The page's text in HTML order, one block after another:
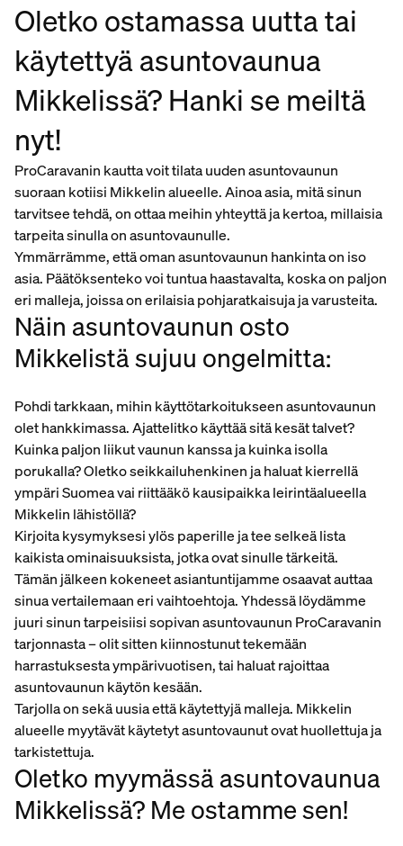
Oletko ostamassa uutta tai
käytettyä asuntovaunua
Mikkelissä? Hanki se meiltä
nyt!
ProCaravanin kautta voit tilata uuden asuntovaunun
suoraan kotiisi Mikkelin alueelle. Ainoa asia, mitä sinun
tarvitsee tehdä, on ottaa meihin yhteyttä ja kertoa, millaisia
tarpeita sinulla on asuntovaunulle.
Ymmärrämme, että oman asuntovaunun hankinta on iso
asia. Päätöksenteko voi tuntua haastavalta, koska on paljon
eri malleja, joissa on erilaisia pohjaratkaisuja ja varusteita.
Näin asuntovaunun osto
Mikkelistä sujuu ongelmitta:
Pohdi tarkkaan, mihin käyttötarkoitukseen asuntovaunun
olet hankkimassa. Ajattelitko käyttää sitä kesät talvet?
Kuinka paljon liikut vaunun kanssa ja kuinka isolla
porukalla? Oletko seikkailuhenkinen ja haluat kierrellä
ympäri Suomea vai riittääkö kausipaikka leirintäalueella
Mikkelin lähistöllä?
Kirjoita kysymyksesi ylös paperille ja tee selkeä lista
kaikista ominaisuuksista, jotka ovat sinulle tärkeitä.
Tämän jälkeen kokeneet asiantuntijamme osaavat auttaa
sinua vertailemaan eri vaihtoehtoja. Yhdessä löydämme
juuri sinun tarpeisiisi sopivan asuntovaunun ProCaravanin
tarjonnasta – olit sitten kiinnostunut tekemään
harrastuksesta ympärivuotisen, tai haluat rajoittaa
asuntovaunun käytön kesään.
Tarjolla on sekä uusia että käytettyjä malleja. Mikkelin
alueelle myytävät käytetyt asuntovaunut ovat huollettuja ja
tarkistettuja.
Oletko myymässä asuntovaunua
Mikkelissä? Me ostamme sen!